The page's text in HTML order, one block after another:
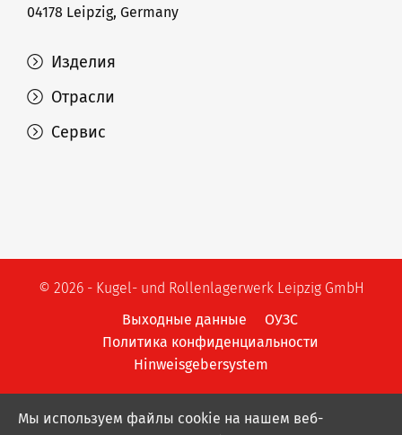
Изделия
Отрасли
Сервис
04178 Leipzig, Germany
© 2026 - Kugel- und Rollenlagerwerk Leipzig GmbH
Выходные данные
ОУЗС
Политика конфиденциальности
Hinweisgebersystem
Мы используем файлы cookie на нашем веб-